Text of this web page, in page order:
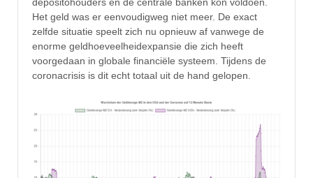
depositohouders en de centrale banken kon voldoen.
Het geld was er eenvoudigweg niet meer. De exact
zelfde situatie speelt zich nu opnieuw af vanwege de
enorme geldhoeveelheidexpansie die zich heeft
voorgedaan in globale financiële systeem. Tijdens de
coronacrisis is dit echt totaal uit de hand gelopen.